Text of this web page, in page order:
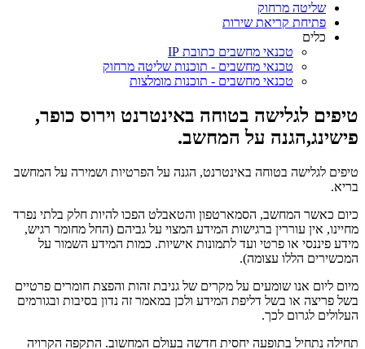
שליטה מרחוק
פתיחת קריאת שירות
כלים
טכנאי מחשבים כתובת IP
טכנאי מחשבים - תוכנות שליטה מרחוק
טכנאי מחשבים - תוכנות מומלצות
טיפים לגלישה בטוחה באינטרנט וירוס כופר,
פישינג,הגנה על המחשב.
טיפים לגלישה בטוחה באינטרנט, הגנה על הפרטיות ושמירה על המחשב
בריא.
כיום כאשר המחשב, הסמארטפון והטאבלט הפכו להיות חלק בלתי נפרד
מחיינו, אין עוררין ברגישות המידע המצוי על גביהם (החל מחומר רגיש,
מידע פיננסי או פרטי ועד לתמונות אישיות. כמות המידע השמור על
המכשירים הללו עצומה).
מיום ליום אנו שומעים על מקרים של גניבת זהות והפצת חומרים פרטיים
בשל פריצה או בשל דליפת המידע ולכן במאמר זה נדון בסיבות ובגורמים
העלולים לגרום לכך.
תחילה נתחיל בתופעה יחסית חדשה בעולם המחשוב. התקפה הקרויה